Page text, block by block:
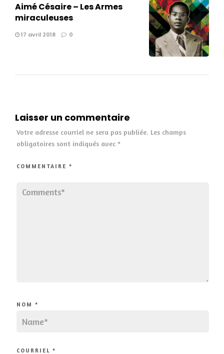
Aimé Césaire – Les Armes
miraculeuses
17 avril 2018 0
Laisser un commentaire
Votre adresse courriel ne sera pas publiée. Les champs
obligatoires sont indiqués avec *
COMMENTAIRE *
NOM *
COURRIEL *